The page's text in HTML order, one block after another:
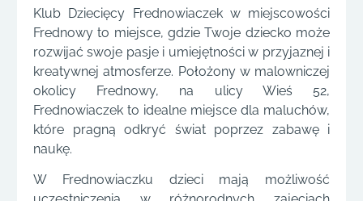
Klub Dziecięcy Frednowiaczek w miejscowości
Frednowy to miejsce, gdzie Twoje dziecko może
rozwijać swoje pasje i umiejętności w przyjaznej i
kreatywnej atmosferze. Położony w malowniczej
okolicy Frednowy, na ulicy Wieś 52,
Frednowiaczek to idealne miejsce dla maluchów,
które pragną odkryć świat poprzez zabawę i
naukę.
W Frednowiaczku dzieci mają możliwość